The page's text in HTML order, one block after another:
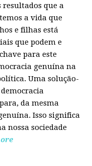
resultados que a
a vida que
e filhas está
que podem e
para este
genuína na
Uma solução-
da mesma
Isso significa
nossa sociedade